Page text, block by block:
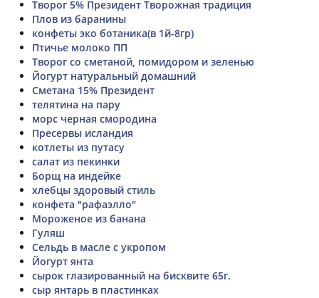
Творог 5% Президент Творожная традиция
Плов из баранины
конфеты эко ботаника(в 1й-8гр)
Птичье молоко ПП
Творог со сметаной, помидором и зеленью
Йогурт натуральный домашний
Сметана 15% Президент
телятина на пару
морс черная смородина
Пресервы исландия
котлеты из путасу
салат из пекинки
Борщ на индейке
хлебцы здоровый стиль
конфета "рафаэлло"
Мороженое из банана
Гуляш
Сельдь в масле с укропом
Йогурт янта
сырок глазированный на бисквите 65г.
сыр янтарь в пластинках